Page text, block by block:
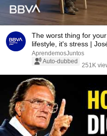
The worst thing for
lifestyle, it's stress |
AprendemosJuntos
Auto-dubbed
251K